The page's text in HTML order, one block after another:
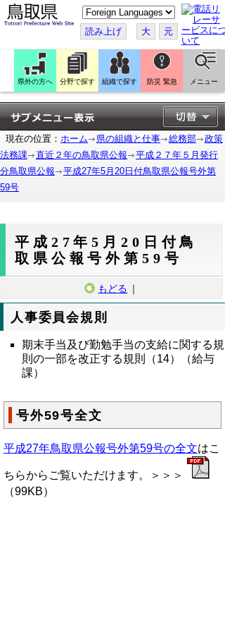
こ
の
ペ
ー
ジ
翻
訳
す
る
読み上げ 大 元
県外の方へ 分野で探す 組織で探す 防災 緊急 メニュー
現在の位置： ホーム 県の組織と仕事 総務部
政策
法務課
直近２年の鳥取県公報
平成２７年５月発行
分鳥取県公報
平成27年5月20日付鳥取県公報号外第
59号
平成27年5月20日付鳥
取県公報号外第59号
もどる ｜
人事委員会規則
期末手当及び勤勉手当の支給に関する規
則の一部を改正する規則（14）（給与
課）
号外59号全文
平成27年鳥取県公報号外第59号の全文はこ
ちらからご覧いただけます。＞＞＞
（99KB）